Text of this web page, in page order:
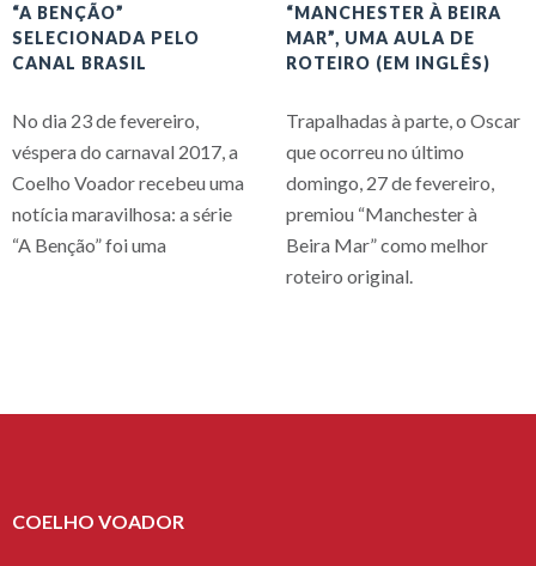
“A BENÇÃO”
SELECIONADA PELO
CANAL BRASIL
No dia 23 de fevereiro,
véspera do carnaval 2017, a
Coelho Voador recebeu uma
notícia maravilhosa: a série
“A Benção” foi uma
“MANCHESTER À BEIRA
MAR”, UMA AULA DE
ROTEIRO (EM INGLÊS)
Trapalhadas à parte, o Oscar
que ocorreu no último
domingo, 27 de fevereiro,
premiou “Manchester à
Beira Mar” como melhor
roteiro original.
COELHO VOADOR